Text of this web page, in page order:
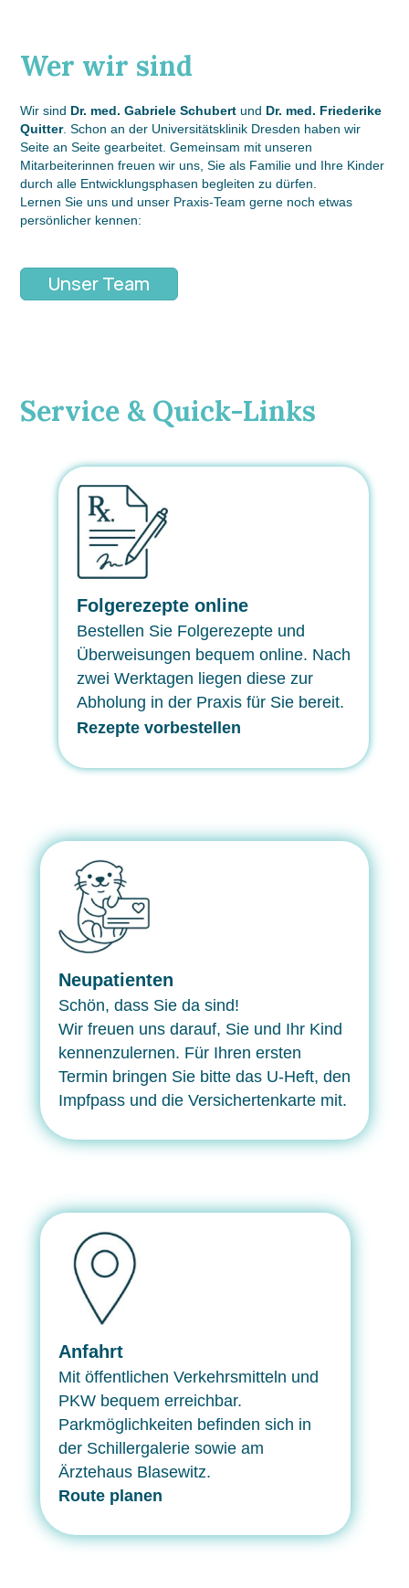
Wer wir sind
Wir sind Dr. med. Gabriele Schubert und Dr. med. Friederike
Quitter. Schon an der Universitätsklinik Dresden haben wir
Seite an Seite gearbeitet. Gemeinsam mit unseren
Mitarbeiterinnen freuen wir uns, Sie als Familie und Ihre Kinder
durch alle Entwicklungsphasen begleiten zu dürfen.
Lernen Sie uns und unser Praxis-Team gerne noch etwas
persönlicher kennen:
Unser Team
Service & Quick-Links
Folgerezepte online
Bestellen Sie Folgerezepte und
Überweisungen bequem online. Nach
zwei Werktagen liegen diese zur
Abholung in der Praxis für Sie bereit.
Rezepte vorbestellen
Neupatienten
Schön, dass Sie da sind!
Wir freuen uns darauf, Sie und Ihr Kind
kennenzulernen. Für Ihren ersten
Termin bringen Sie bitte das U-Heft, den
Impfpass und die Versichertenkarte mit.
Anfahrt
Mit öffentlichen Verkehrsmitteln und
PKW bequem erreichbar.
Parkmöglichkeiten befinden sich in
der Schillergalerie sowie am
Ärztehaus Blasewitz.
Route planen